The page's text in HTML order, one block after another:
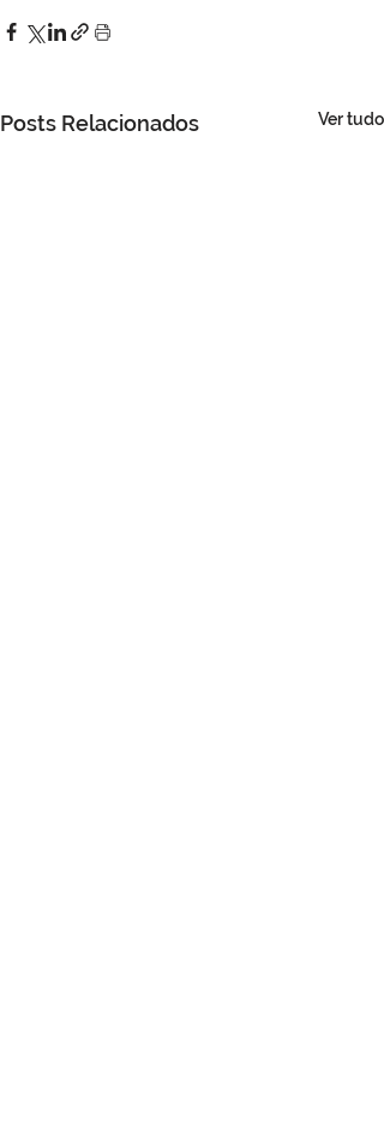
Posts Relacionados Ver tudo